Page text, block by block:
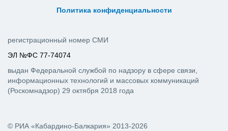
Политика конфиденциальности
© РИА «Кабардино-Балкария» 2013-2026
регистрационный номер СМИ
ЭЛ №ФС 77-74074
выдан Федеральной службой по надзору в сфере связи,
информационных технологий и массовых коммуникаций
(Роскомнадзор) 29 октября 2018 года